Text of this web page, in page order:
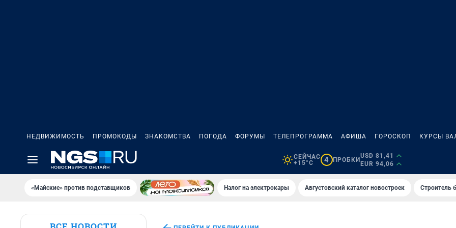
НЕДВИЖИМОСТЬ ПРОМОКОДЫ ЗНАКОМСТВА ПОГОДА ФОРУМЫ ТЕЛЕПРОГРАММА АФИША ГОРОСКОП КУРСЫ
СЕЙЧАС
+15°C
4 ПРОБКИ
USD 81,41
EUR 94,06
«Майские» против подставщиков Налог на электрокары Августовский каталог новостроек Строитель